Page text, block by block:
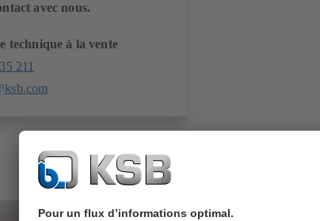
avec nous.
technique à la vente
211